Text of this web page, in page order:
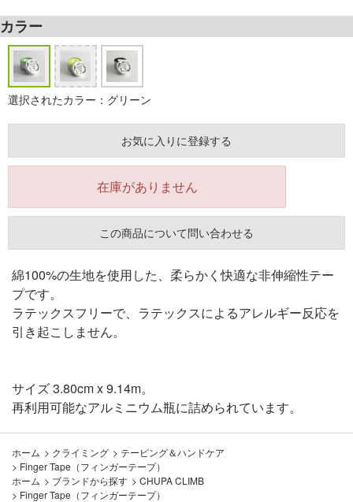
カラー
選択されたカラー：グリーン
お気に入りに登録する
在庫がありません
この商品について問い合わせる
綿100%の生地を使用した、柔らかく快適な非伸縮性テー
プです。
ラテックスフリーで、ラテックスによるアレルギー反応を
引き起こしません。
サイズ 3.80cm x 9.14m。
再利用可能なアルミニウム瓶に詰められています。
ホーム > クライミング > テーピング＆ハンドケア
> Finger Tape（フィンガーテープ）
ホーム > ブランドから探す > CHUPA CLIMB
> Finger Tape（フィンガーテープ）